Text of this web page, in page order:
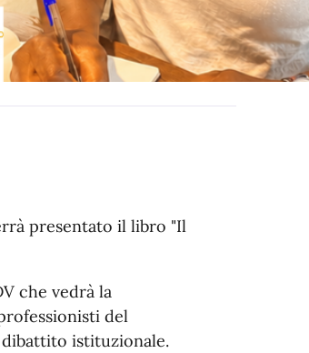
presentato il libro "Il
che vedrà la
del
istituzionale.